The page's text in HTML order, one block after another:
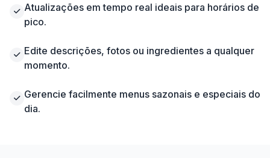
Atualizações em tempo real ideais para horários de
pico.
Edite descrições, fotos ou ingredientes a qualquer
momento.
Gerencie facilmente menus sazonais e especiais do
dia.